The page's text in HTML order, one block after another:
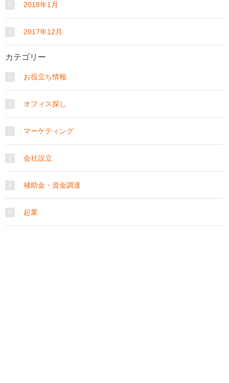
2018年1月
2017年12月
カテゴリー
お役立ち情報
オフィス探し
マーケティング
会社設立
補助金・資金調達
起業